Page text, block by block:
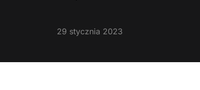
29 stycznia 2023